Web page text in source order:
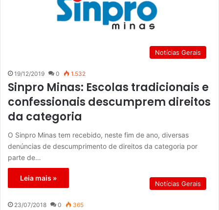
Notícias Gerais
19/12/2019 0 1.532
Sinpro Minas: Escolas tradicionais e
confessionais descumprem direitos
da categoria
O Sinpro Minas tem recebido, neste fim de ano, diversas
denúncias de descumprimento de direitos da categoria por
parte de…
Leia mais »
Notícias Gerais
23/07/2018 0 365